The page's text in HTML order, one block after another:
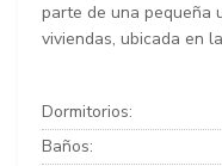
parte de una pequeña
viviendas, ubicada en
Dormitorios:
Baños: